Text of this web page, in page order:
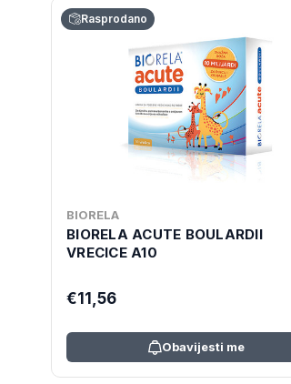
Rasprodano
BIORELA
BIORELA ACUTE BOULARDII
VRECICE A10
€11,56
Obavijesti me